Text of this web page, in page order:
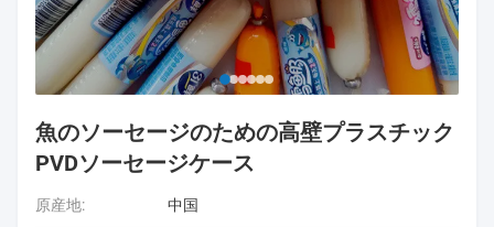
魚のソーセージのための高壁プラスチック
PVDソーセージケース
原産地:
中国